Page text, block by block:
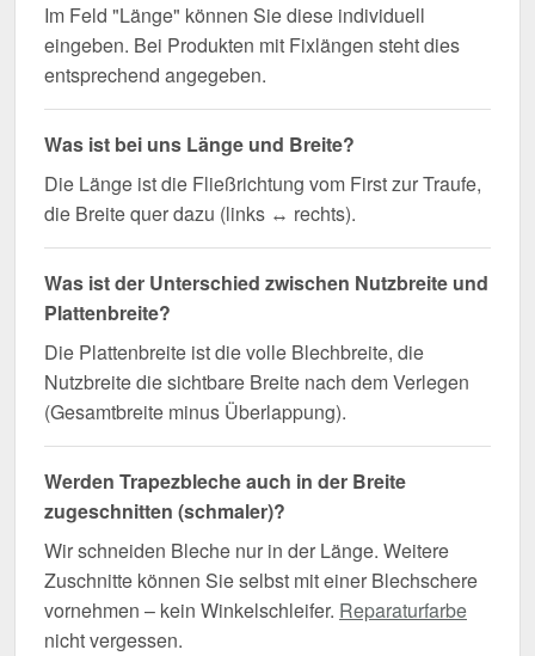
Im Feld "Länge" können Sie diese individuell
eingeben. Bei Produkten mit Fixlängen steht dies
entsprechend angegeben.
Was ist bei uns Länge und Breite?
Die Länge ist die Fließrichtung vom First zur Traufe,
die Breite quer dazu (links ↔ rechts).
Was ist der Unterschied zwischen Nutzbreite und
Plattenbreite?
Die Plattenbreite ist die volle Blechbreite, die
Nutzbreite die sichtbare Breite nach dem Verlegen
(Gesamtbreite minus Überlappung).
Werden Trapezbleche auch in der Breite
zugeschnitten (schmaler)?
Wir schneiden Bleche nur in der Länge. Weitere
Zuschnitte können Sie selbst mit einer Blechschere
vornehmen – kein Winkelschleifer. Reparaturfarbe
nicht vergessen.